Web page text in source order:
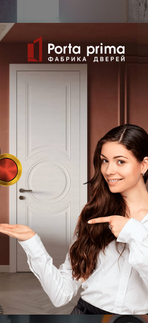
зависит, в первую
дверные петли, ручку и
хода, доводчиком и